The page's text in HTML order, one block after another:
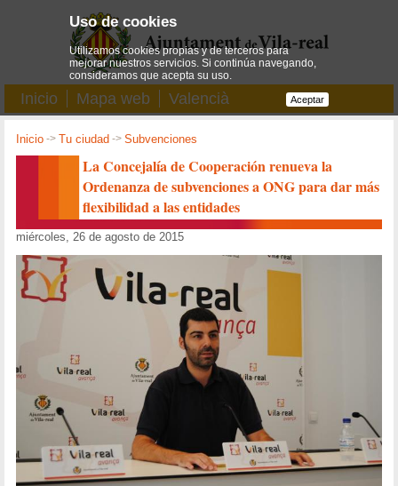
Inicio Mapa web Valencià
Inicio ->Tu ciudad ->Subvenciones
La Concejalía de Cooperación renueva la
Ordenanza de subvenciones a ONG para dar más
flexibilidad a las entidades
miércoles, 26 de agosto de 2015
Uso de cookies
Utilizamos cookies propias y de terceros para
mejorar nuestros servicios. Si continúa navegando,
consideramos que acepta su uso.
Aceptar